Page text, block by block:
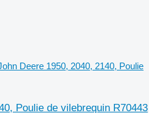
Deere 1950, 2040, 2140, Poulie
Poulie de vilebrequin R70443